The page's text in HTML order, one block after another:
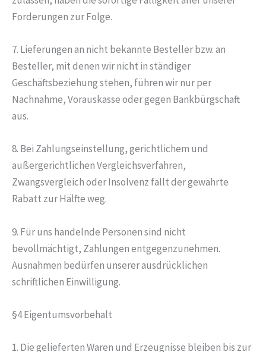
Forderungen zur Folge.
7. Lieferungen an nicht bekannte Besteller bzw. an
Besteller, mit denen wir nicht in ständiger
Geschäftsbeziehung stehen, führen wir nur per
Nachnahme, Vorauskasse oder gegen Bankbürgschaft
aus.
8. Bei Zahlungseinstellung, gerichtlichem und
außergerichtlichen Vergleichsverfahren,
Zwangsvergleich oder Insolvenz fällt der gewährte
Rabatt zur Hälfte weg.
9. Für uns handelnde Personen sind nicht
bevollmächtigt, Zahlungen entgegenzunehmen.
Ausnahmen bedürfen unserer ausdrücklichen
schriftlichen Einwilligung.
§4 Eigentumsvorbehalt
1. Die gelieferten Waren und Erzeugnisse bleiben bis zur